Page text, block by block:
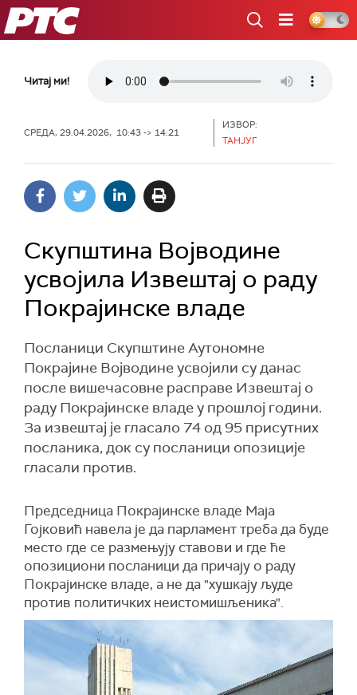
РТС
Читај ми!
СРЕДА, 29.04.2026, 10:43 -> 14:21
ИЗВОР:
ТАНЈУГ
Скупштина Војводине
усвојила Извештај о раду
Покрајинске владе
Посланици Скупштине Аутономне
Покрајине Војводине усвојили су данас
после вишечасовне расправе Извештај о
раду Покрајинске владе у прошлој години.
За извештај је гласало 74 од 95 присутних
посланика, док су посланици опозиције
гласали против.
Председница Покрајинске владе Маја
Гојковић навела је да парламент треба да буде
место где се размењују ставови и где ће
опозициони посланици да причају о раду
Покрајинске владе, а не да "хушкају људе
против политичких неистомишљеника".